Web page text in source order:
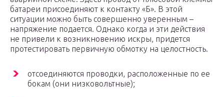
батареи присоединяют к контакту «Б». В этой
ситуации можно быть совершенно уверенным –
напряжение подается. Однако когда и эти действия
не привели к возникновению искры, придется
протестировать первичную обмотку на целостность.
отсоединяются проводки, расположенные по ее
бокам (они низковольтные);